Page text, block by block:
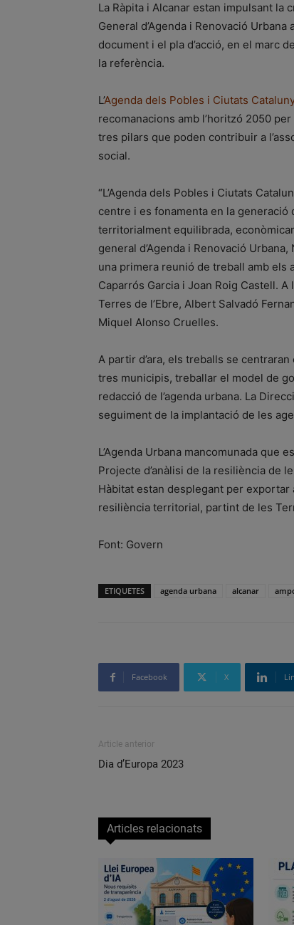
La Ràpita i Alcanar estan impulsant la
General d’Agenda i Renovació
document i el pla d’acció, en el marc
la referència.
L’Agenda dels Pobles i Ciutats
recomanacions amb l’horitzó 2050
tres pilars que poden contribuir a
social.
“L’Agenda dels Pobles i Ciutats
centre i es fonamenta en la
territorialment equilibrada,
general d’Agenda i Renovació
una primera reunió de treball amb els
Caparrós Garcia i Joan Roig Castell.
Terres de l’Ebre, Albert Salvadó
Miquel Alonso Cruelles.
A partir d’ara, els treballs se
tres municipis, treballar el model de
redacció de l’agenda urbana. La
seguiment de la implantació de les
L’Agenda Urbana mancomunada que
Projecte d’anàlisi de la resiliència de
Hàbitat estan desplegant per exportar
resiliència territorial, partint de les
Font: Govern
ETIQUETES agenda urbana alcanar
Facebook X
Article anterior
Dia d’Europa 2023
Articles relacionats